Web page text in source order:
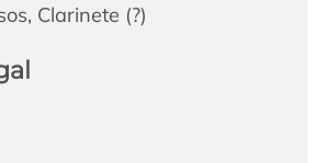
Clarinete (?)